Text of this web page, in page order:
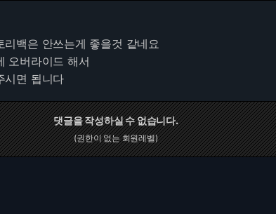
백은 안쓰는게 좋을것 같네요
오버라이드 해서
시면 됩니다
댓글을 작성하실 수 없습니다.
(권한이 없는 회원레벨)